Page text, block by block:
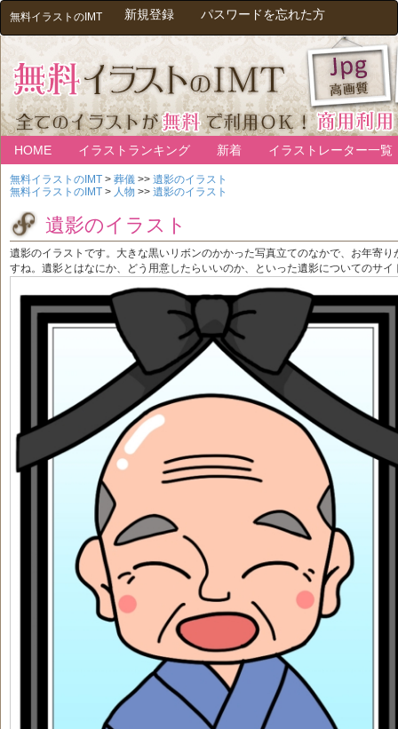
無料イラストのIMT 新規登録 パスワードを忘れた方
HOME イラストランキング 新着 イラストレーター一覧
無料イラストのIMT > 葬儀 >> 遺影のイラスト
無料イラストのIMT > 人物 >> 遺影のイラスト
遺影のイラスト
遺影のイラストです。大きな黒いリボンのかかった写真立てのなかで、お年寄
すね。遺影とはなにか、どう用意したらいいのか、といった遺影についてのサ